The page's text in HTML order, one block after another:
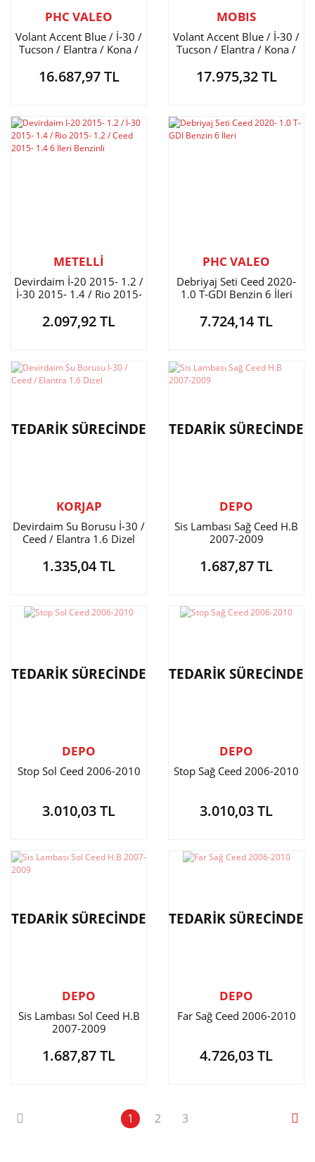
PHC VALEO
Volant Accent Blue / İ-30 /
Tucson / Elantra / Kona /
16.687,97 TL
MOBIS
Volant Accent Blue / İ-30 /
Tucson / Elantra / Kona /
17.975,32 TL
METELLİ
Devirdaim İ-20 2015- 1.2 /
İ-30 2015- 1.4 / Rio 2015-
Benzinli
2.097,92 TL
PHC VALEO
Debriyaj Seti Ceed 2020-
1.0 T-GDI Benzin 6 İleri
7.724,14 TL
TEDARİK SÜRECİNDE
KORJAP
Devirdaim Su Borusu İ-30 /
Ceed / Elantra 1.6 Dizel
1.335,04 TL
TEDARİK SÜRECİNDE
DEPO
Sis Lambası Sağ Ceed H.B
2007-2009
1.687,87 TL
TEDARİK SÜRECİNDE
DEPO
Stop Sol Ceed 2006-2010
3.010,03 TL
TEDARİK SÜRECİNDE
DEPO
Stop Sağ Ceed 2006-2010
3.010,03 TL
TEDARİK SÜRECİNDE
DEPO
Sis Lambası Sol Ceed H.B
2007-2009
1.687,87 TL
TEDARİK SÜRECİNDE
DEPO
Far Sağ Ceed 2006-2010
4.726,03 TL
1 2 3